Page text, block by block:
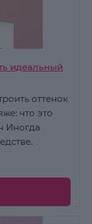
идеальный
оттенок
что это
Иногда